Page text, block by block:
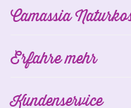
Camassia
Erfahre mehr
Kundenservice